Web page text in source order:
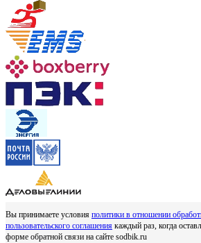
Вы принимаете условия политики в отношении
пользовательского соглашения каждый раз, когда
форме обратной связи на сайте sodbik.ru